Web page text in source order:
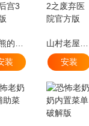
装
安装